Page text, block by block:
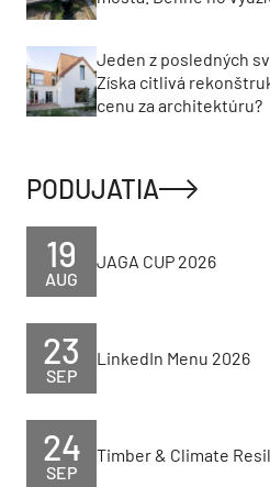
Jeden z posledných
Získa citlivá
cenu za architektúru?
PODUJATIA
AUG
19 JAGA CUP 2026
SEP
23 LinkedIn Menu 2026
SEP
24 Timber & Climate